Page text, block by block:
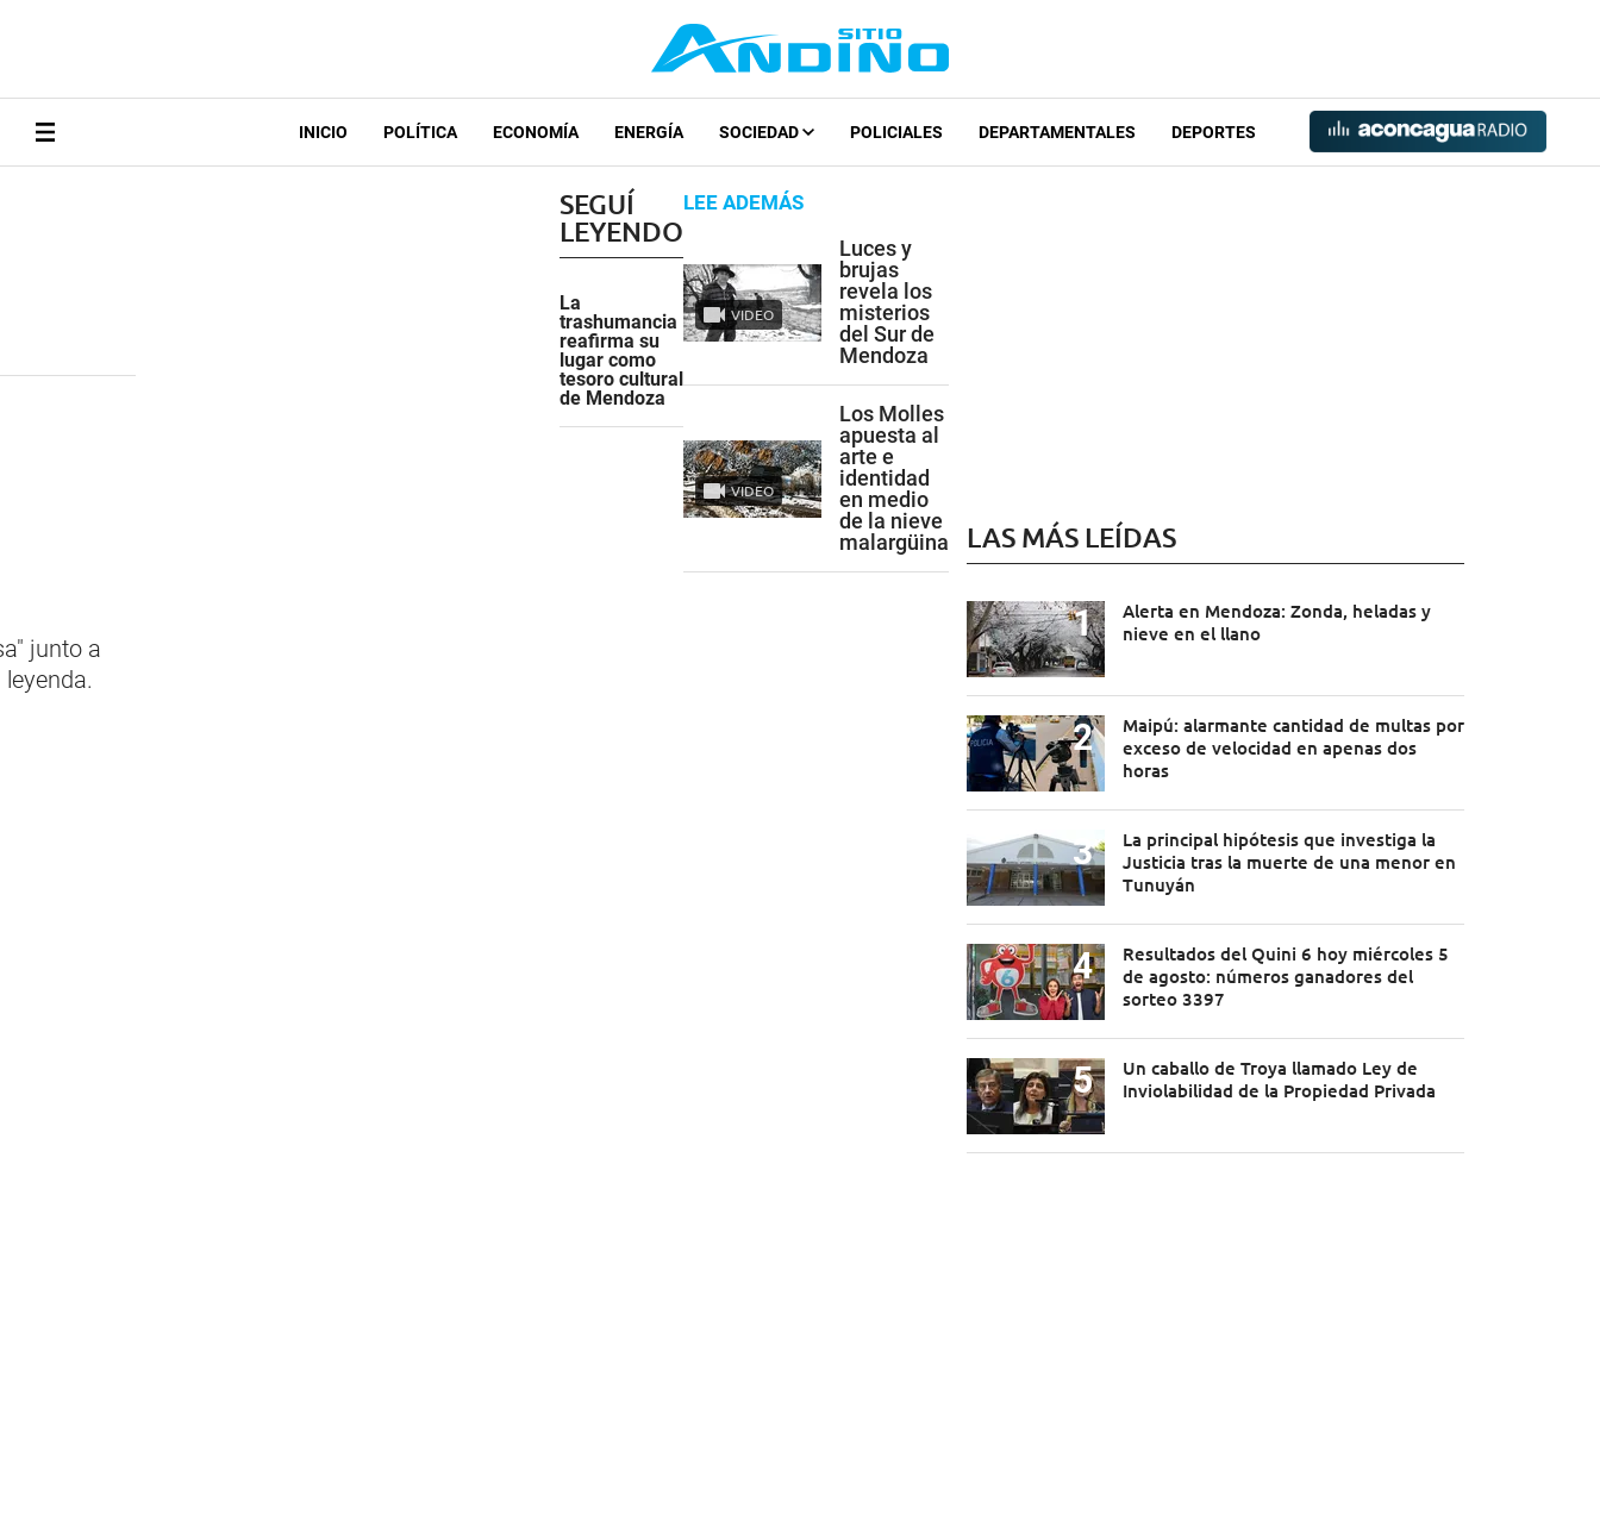
INICIO POLÍTICA ECONOMÍA ENERGÍA SOCIEDAD POLICIALES DEPARTAMENTALES DEPORTES
junto a
SEGUÍ
LEYENDO
La
trashumancia
reafirma su
lugar como
tesoro cultural
de Mendoza
LEE ADEMÁS
VIDEO
Luces y
brujas
revela los
misterios
del Sur de
Mendoza
VIDEO
Los Molles
apuesta al
arte e
identidad
en medio
de la nieve
malargüina
LAS MÁS LEÍDAS
Alerta en Mendoza: Zonda, heladas y
nieve en el llano
Maipú: alarmante cantidad de multas por
exceso de velocidad en apenas dos
horas
La principal hipótesis que investiga la
Justicia tras la muerte de una menor en
Tunuyán
Resultados del Quini 6 hoy miércoles 5
de agosto: números ganadores del
sorteo 3397
Un caballo de Troya llamado Ley de
Inviolabilidad de la Propiedad Privada